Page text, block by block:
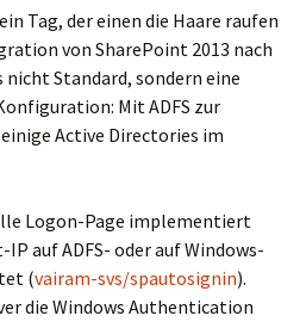
Tag, der einen die Haare raufen
von SharePoint 2013 nach
Standard, sondern eine
Mit ADFS zur
Active Directories im
Logon-Page implementiert
auf ADFS- oder auf Windows-
(vairam-svs/spautosignin).
die Windows Authentication